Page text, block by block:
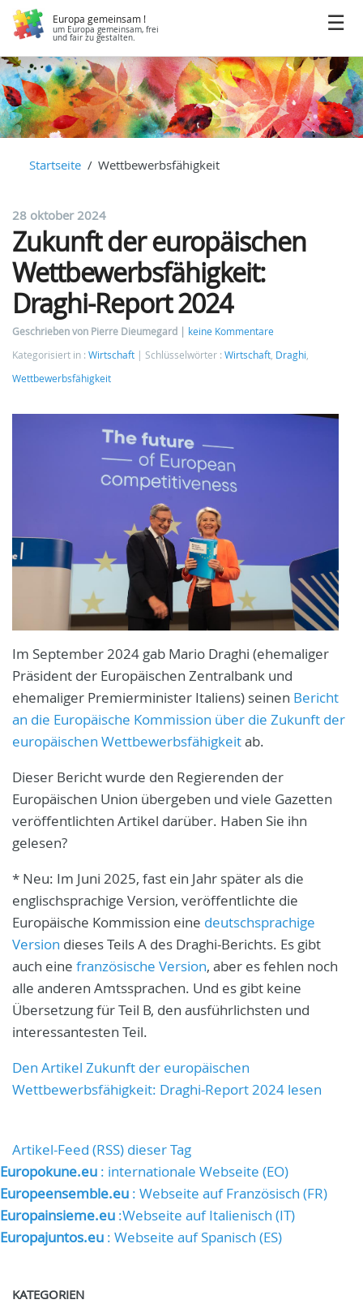
Europa gemeinsam !
um Europa gemeinsam, frei
und fair zu gestalten.
Startseite Wettbewerbsfähigkeit
28 oktober 2024
Zukunft der europäischen
Wettbewerbsfähigkeit:
Draghi-Report 2024
Geschrieben von Pierre Dieumegard
keine Kommentare
Kategorisiert in : Wirtschaft Schlüsselwörter : Wirtschaft Draghi
Wettbewerbsfähigkeit
Im September 2024 gab Mario Draghi (ehemaliger
Präsident der Europäischen Zentralbank und
ehemaliger Premierminister Italiens) seinen Bericht
an die Europäische Kommission über die Zukunft der
europäischen Wettbewerbsfähigkeitab.
Dieser Bericht wurde den Regierenden der
Europäischen Union übergeben und viele Gazetten
veröffentlichten Artikel darüber. Haben Sie ihn
gelesen?
* Neu: Im Juni 2025, fast ein Jahr später als die
englischsprachige Version, veröffentlichte die
Europäische Kommission eine deutschsprachige
Version dieses Teils A des Draghi-Berichts. Es gibt
auch eine französische Version, aber es fehlen noch
alle anderen Amtssprachen. Und es gibt keine
Übersetzung für Teil B, den ausführlichsten und
interessantesten Teil.
Den Artikel Zukunft der europäischen
Wettbewerbsfähigkeit: Draghi-Report 2024 lesen
Artikel-Feed (RSS) dieser Tag
Europokune.eu : internationale Webseite (EO)
Europeensemble.eu : Webseite auf Französisch (FR)
Europainsieme.eu :Webseite auf Italienisch (IT)
Europajuntos.eu : Webseite auf Spanisch (ES)
KATEGORIEN